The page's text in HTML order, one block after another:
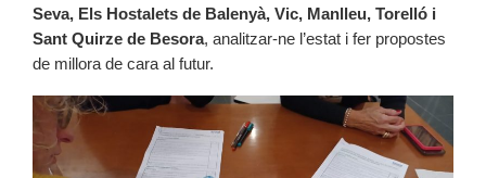
Seva, Els Hostalets de Balenyà, Vic, Manlleu, Torelló i
Sant Quirze de Besora, analitzar-ne l’estat i fer propostes
de millora de cara al futur.